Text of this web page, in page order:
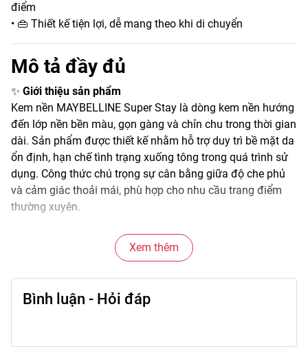
điểm
• 👜 Thiết kế tiện lợi, dễ mang theo khi di chuyển
Mô tả đầy đủ
✨ Giới thiệu sản phẩm
Kem nền MAYBELLINE Super Stay là dòng kem nền hướng
đến lớp nền bền màu, gọn gàng và chỉn chu trong thời gian
dài. Sản phẩm được thiết kế nhằm hỗ trợ duy trì bề mặt da
ổn định, hạn chế tình trạng xuống tông trong quá trình sử
dụng. Công thức chú trọng sự cân bằng giữa độ che phủ
và cảm giác thoải mái, phù hợp cho nhu cầu trang điểm
thường xuyên.
Kết cấu kem mịn, không quá đặc, dễ tán và nhanh tiệp vào
giúp lớp nền duy trì vẻ ngoài chỉn chu trong nhiều điều kiện
Xem thêm
Bình luận - Hỏi đáp